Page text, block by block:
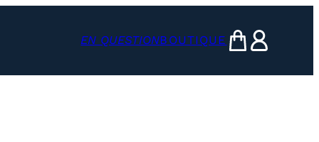
EN QUESTIONBOUTIQUE
mon panier
ma compte